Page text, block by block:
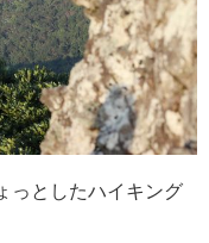
っとしたハイキング